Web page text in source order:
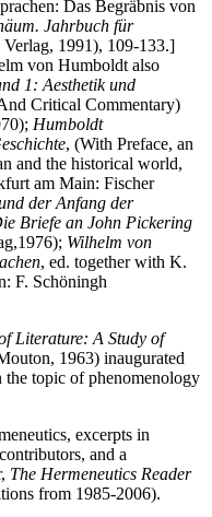
Das Begräbnis von
Jahrbuch für
1991), 109-133.]
von Humboldt also
1: Aesthetik und
Critical Commentary)
Humboldt
, (With Preface, an
and the historical world,
am Main: Fischer
der Anfang der
Briefe an John Pickering
Wilhelm von
, ed. together with K.
F. Schöningh
Literature: A Study of
1963) inaugurated
topic of phenomenology
excerpts in
and a
The Hermeneutics Reader
from 1985-2006).